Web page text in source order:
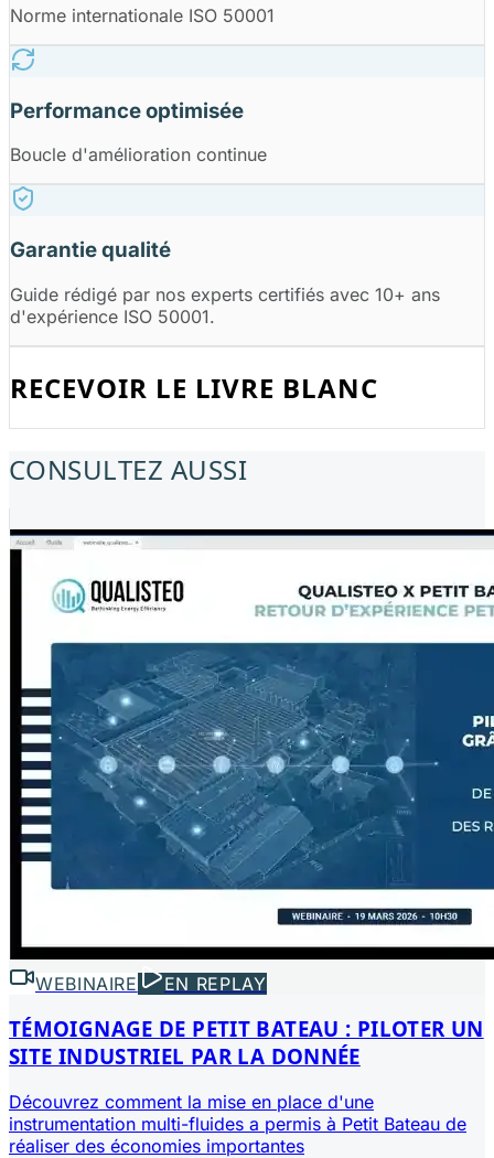
Norme internationale ISO 50001
Performance optimisée
Boucle d'amélioration continue
Garantie qualité
Guide rédigé par nos experts certifiés avec 10+ ans
d'expérience ISO 50001.
RECEVOIR LE LIVRE BLANC
CONSULTEZ AUSSI
WEBINAIRE EN REPLAY
TÉMOIGNAGE DE PETIT BATEAU : PILOTER UN
SITE INDUSTRIEL PAR LA DONNÉE
Découvrez comment la mise en place d'une
instrumentation multi-fluides a permis à Petit Bateau de
réaliser des économies importantes